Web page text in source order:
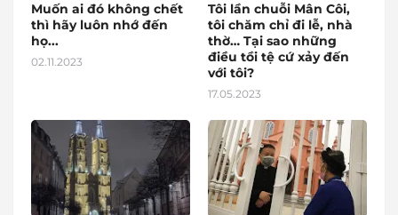
Muốn ai đó không chết
thì hãy luôn nhớ đến
họ...
02.11.2023
Tôi lần chuỗi Mân Côi,
tôi chăm chỉ đi lễ, nhà
thờ… Tại sao những
điều tồi tệ cứ xảy đến
với tôi?
17.05.2023